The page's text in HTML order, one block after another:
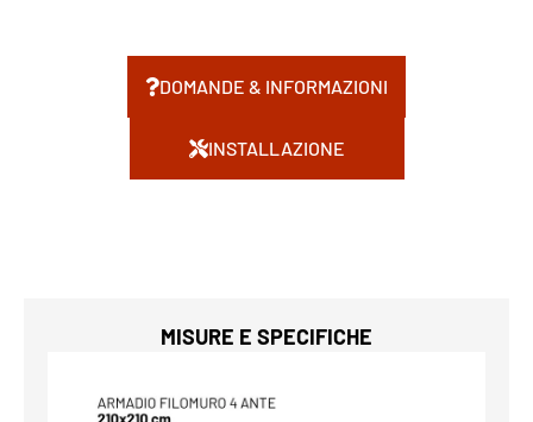
DOMANDE & INFORMAZIONI
INSTALLAZIONE
MISURE E SPECIFICHE